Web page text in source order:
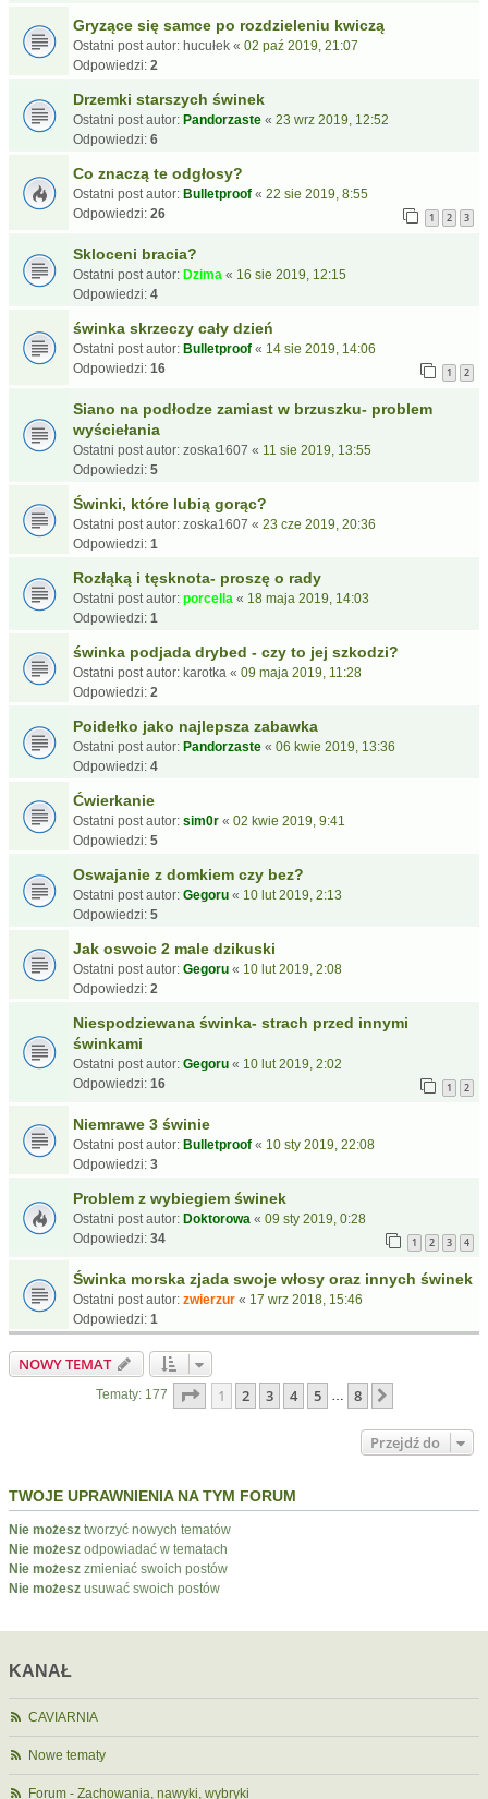
Gryzące się samce po rozdzieleniu kwiczą
Ostatni post autor: hucułek « 02 paź 2019, 21:07
Odpowiedzi: 2
Drzemki starszych świnek
Ostatni post autor: Pandorzaste « 23 wrz 2019, 12:52
Odpowiedzi: 6
Co znaczą te odgłosy?
Ostatni post autor: Bulletproof « 22 sie 2019, 8:55
Odpowiedzi: 26 1 2 3
Skloceni bracia?
Ostatni post autor: Dzima « 16 sie 2019, 12:15
Odpowiedzi: 4
świnka skrzeczy cały dzień
Ostatni post autor: Bulletproof « 14 sie 2019, 14:06
Odpowiedzi: 16 1 2
Siano na podłodze zamiast w brzuszku- problem
wyściełania
Ostatni post autor: zoska1607 « 11 sie 2019, 13:55
Odpowiedzi: 5
Świnki, które lubią gorąc?
Ostatni post autor: zoska1607 « 23 cze 2019, 20:36
Odpowiedzi: 1
Rozłąką i tęsknota- proszę o rady
Ostatni post autor: porcella « 18 maja 2019, 14:03
Odpowiedzi: 1
świnka podjada drybed - czy to jej szkodzi?
Ostatni post autor: karotka « 09 maja 2019, 11:28
Odpowiedzi: 2
Poidełko jako najlepsza zabawka
Ostatni post autor: Pandorzaste « 06 kwie 2019, 13:36
Odpowiedzi: 4
Ćwierkanie
Ostatni post autor: sim0r « 02 kwie 2019, 9:41
Odpowiedzi: 5
Oswajanie z domkiem czy bez?
Ostatni post autor: Gegoru « 10 lut 2019, 2:13
Odpowiedzi: 5
Jak oswoic 2 male dzikuski
Ostatni post autor: Gegoru « 10 lut 2019, 2:08
Odpowiedzi: 2
Niespodziewana świnka- strach przed innymi
świnkami
Ostatni post autor: Gegoru « 10 lut 2019, 2:02
Odpowiedzi: 16 1 2
Niemrawe 3 świnie
Ostatni post autor: Bulletproof « 10 sty 2019, 22:08
Odpowiedzi: 3
Problem z wybiegiem świnek
Ostatni post autor: Doktorowa « 09 sty 2019, 0:28
Odpowiedzi: 34 1 2 3 4
Świnka morska zjada swoje włosy oraz innych świnek
Ostatni post autor: zwierzur « 17 wrz 2018, 15:46
Odpowiedzi: 1
NOWY TEMAT
Tematy: 177 Strona1 z8
1 2 3 4 5 … 8
Przejdź do
TWOJE UPRAWNIENIA NA TYM FORUM
Nie możesz tworzyć nowych tematów
Nie możesz odpowiadać w tematach
Nie możesz zmieniać swoich postów
Nie możesz usuwać swoich postów
KANAŁ
CAVIARNIA
Nowe tematy
Forum - Zachowania, nawyki, wybryki